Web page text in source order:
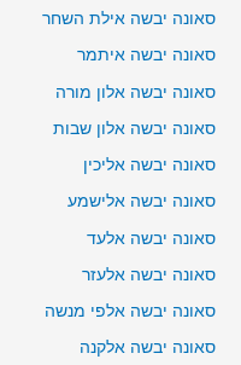
סאונה יבשה אילת השחר
סאונה יבשה איתמר
סאונה יבשה אלון מורה
סאונה יבשה אלון שבות
סאונה יבשה אליכין
סאונה יבשה אלישמע
סאונה יבשה אלעד
סאונה יבשה אלעזר
סאונה יבשה אלפי מנשה
סאונה יבשה אלקנה